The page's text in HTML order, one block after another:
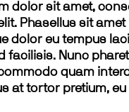
dolor sit amet,
Phasellus sit amet
dolor eu tempus
facilisis. Nunc
quam
at tortor pretium, eu